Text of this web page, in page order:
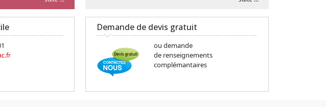
Demande de devis gratuit
ou demande
de renseignements
complémantaires